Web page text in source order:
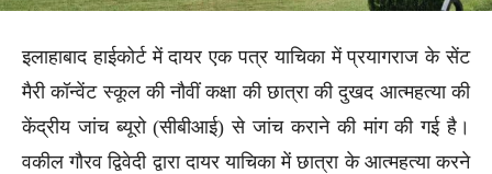
इलाहाबाद हाईकोर्ट में दायर एक पत्र याचिका में प्रयागराज के सेंट
मैरी कॉन्वेंट स्कूल की नौवीं कक्षा की छात्रा की दुखद आत्महत्या की
केंद्रीय जांच ब्यूरो (सीबीआई) से जांच कराने की मांग की गई है।
वकील गौरव द्विवेदी द्वारा दायर याचिका में छात्रा के आत्महत्या करने